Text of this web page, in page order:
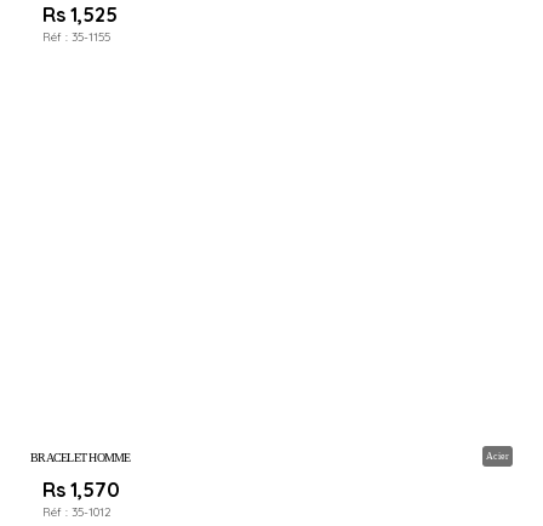
Rs 1,525
Réf : 35-1155
Acier
BRACELET HOMME
Rs 1,570
Réf : 35-1012